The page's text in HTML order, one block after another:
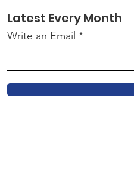
Latest Every Month
Write an Email